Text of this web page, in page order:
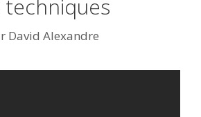
David Alexandre